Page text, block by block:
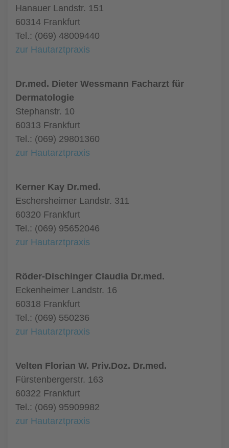
Hanauer Landstr. 151
60314 Frankfurt
Tel.: (069) 48009440
zur Hautarztpraxis
Dr.med. Dieter Wessmann Facharzt für
Dermatologie
Stephanstr. 10
60313 Frankfurt
Tel.: (069) 29801360
zur Hautarztpraxis
Kerner Kay Dr.med.
Eschersheimer Landstr. 311
60320 Frankfurt
Tel.: (069) 95652046
zur Hautarztpraxis
Röder-Dischinger Claudia Dr.med.
Eckenheimer Landstr. 16
60318 Frankfurt
Tel.: (069) 550236
zur Hautarztpraxis
Velten Florian W. Priv.Doz. Dr.med.
Fürstenbergerstr. 163
60322 Frankfurt
Tel.: (069) 95909982
zur Hautarztpraxis